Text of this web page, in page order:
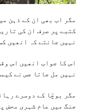
مگر اب بھی ان کے ذہن
کتبے پر صرف ان کی
نہیں جانتے کہ انھیں
اس کا جواب انھیں اس
نہیں مل جاتا جس نے
مگر بوچّا کے دوسرے
جنگ میں عام شہری محض